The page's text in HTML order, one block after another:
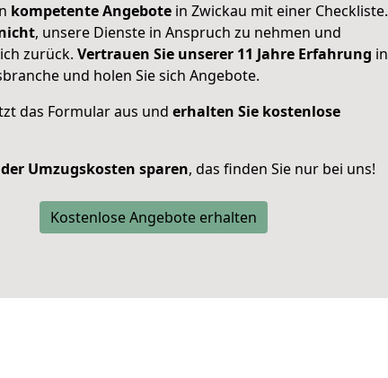
kompetente Angebote in Zwickau mit einer Checkliste.
, unsere Dienste in Anspruch zu nehmen und
zurück. Vertrauen Sie unserer 11 Jahre Erfahrung in
und holen Sie sich Angebote.
das Formular aus und erhalten Sie kostenlose
der Umzugskosten sparen, das finden Sie nur bei uns!
Kostenlose Angebote erhalten